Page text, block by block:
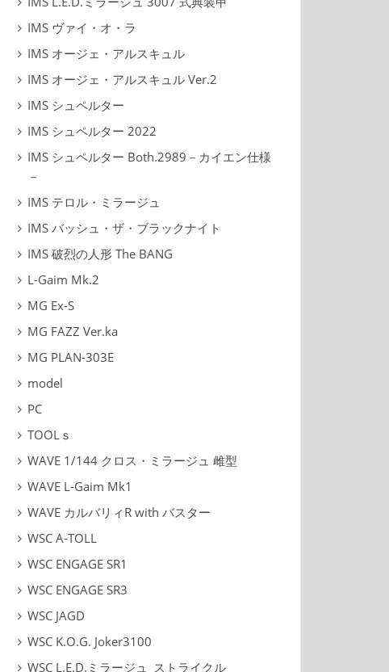
IMS ヴァイ・オ・ラ
IMS オージェ・アルスキュル
IMS オージェ・アルスキュル Ver.2
IMS シュペルター
IMS シュペルター 2022
IMS シュペルター Both.2989－カイエン仕様
－
IMS テロル・ミラージュ
IMS バッシュ・ザ・ブラックナイト
IMS 破烈の人形 The BANG
L-Gaim Mk.2
MG Ex-S
MG FAZZ Ver.ka
MG PLAN-303E
model
PC
TOOLｓ
WAVE 1/144 クロス・ミラージュ 雌型
WAVE L-Gaim Mk1
WAVE カルバリィR with バスター
WSC A-TOLL
WSC ENGAGE SR1
WSC ENGAGE SR3
WSC JAGD
WSC K.O.G. Joker3100
WSC L.E.D.ミラージュ_ストライクル